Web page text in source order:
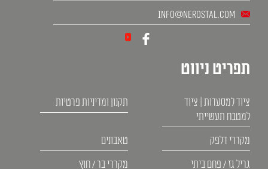
info@nerostal.com
תפריט ניווט
ציוד למסעדות | ציוד
למטבח תעשייתי
תקנון ומדיניות פרטיות
מקררי דלפק
טאבונים
גריל גז / פחם ביתי
מקררי בר / חוץ